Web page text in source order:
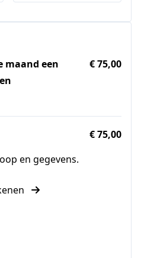
maand een
€ 75,00
€ 75,00
en gegevens.